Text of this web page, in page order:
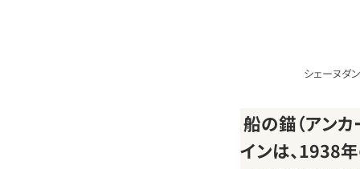
シェーヌダ
船の錨（アン
インは、1938